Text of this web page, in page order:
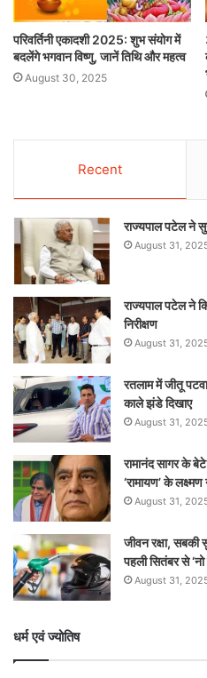
परिवर्तिनी एकादशी 2025: शुभ संयोग में
बदलेंगे भगवान विष्णु, जानें तिथि और महत्व
August 30, 2025
Recent
राज्यपाल पटेल ने
August 31,
राज्यपाल पटेल ने
निरीक्षण
August 31,
रतलाम में जीतू
काले झंडे दिखाए
August 31,
रामानंद सागर के
‘रामायण’ के
August 31,
जीवन रक्षा, सबकी
पहली सितंबर से
August 31,
धर्म एवं ज्योतिष